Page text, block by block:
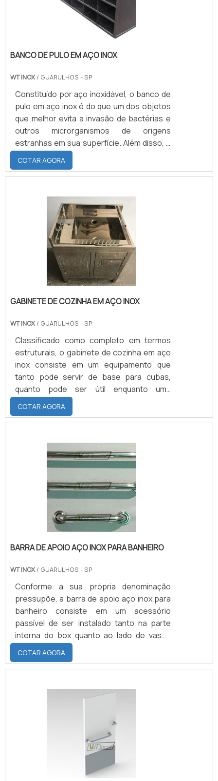
BANCO DE PULO EM AÇO INOX
WT INOX / GUARULHOS - SP
Constituído por aço inoxidável, o banco de
pulo em aço inox é do que um dos objetos
que melhor evita a invasão de bactérias e
outros microrganismos de origens
estranhas em sua superfície. Além disso, o
banco de pulo conta com características
que evitam o acúmulo de sujeira e poeira
em suas estruturas, diferencial que permite
espaços industriais.Os diferentes tipos de
banco de pulo O banco de pulo consiste em
um objeto que, na prática, pode ser
encontrado.
COTAR AGORA
GABINETE DE COZINHA EM AÇO INOX
WT INOX / GUARULHOS - SP
Classificado como completo em termos
estruturais, o gabinete de cozinha em aço
inox consiste em um equipamento que
tanto pode servir de base para cubas,
quanto pode ser útil enquanto uma
bancada para cozinhas industriais e demais
espaços com essa mesma configuração.
Normalmente composto por portinholas e
feito de aço inox também se caracteriza
por contar com uma facilitada capacidade
de ser altamente rigoroso à.
COTAR AGORA
BARRA DE APOIO AÇO INOX PARA BANHEIRO
WT INOX / GUARULHOS - SP
Conforme a sua própria denominação
pressupõe, a barra de apoio aço inox para
banheiro consiste em um acessório
passível de ser instalado tanto na parte
interna do box quanto ao lado de vasos
sanitários. Resistente às intempéries, a
barra de apoio em inox também é
caracterizada por não corroer e nem oxidar
justamente suportar, a presença de
em locais que contam com uma superfície
normalmente escorregadia representa a
COTAR AGORA